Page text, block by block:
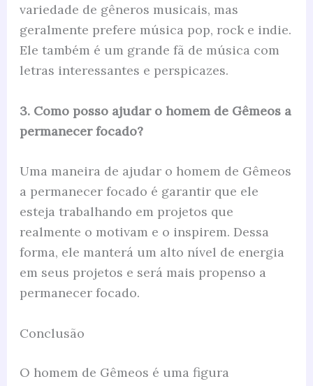
variedade de gêneros musicais, mas
geralmente prefere música pop, rock e indie.
Ele também é um grande fã de música com
letras interessantes e perspicazes.
3. Como posso ajudar o homem de Gêmeos a
permanecer focado?
Uma maneira de ajudar o homem de Gêmeos
a permanecer focado é garantir que ele
esteja trabalhando em projetos que
realmente o motivam e o inspirem. Dessa
forma, ele manterá um alto nível de energia
em seus projetos e será mais propenso a
permanecer focado.
Conclusão
O homem de Gêmeos é uma figura